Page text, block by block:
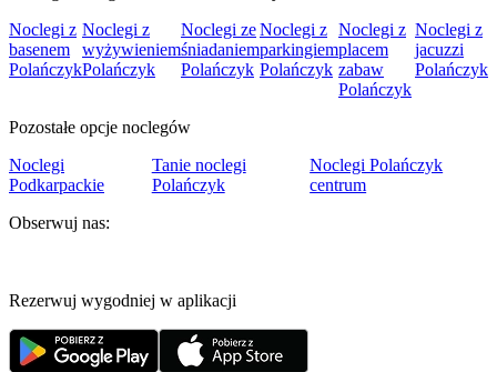
Noclegi z
basenem
Polańczyk
Noclegi z
wyżywieniem
Polańczyk
Noclegi ze
śniadaniem
Polańczyk
Noclegi z
parkingiem
Polańczyk
Noclegi z
placem
zabaw
Polańczyk
Noclegi z
jacuzzi
Polańczyk
Pozostałe opcje noclegów
Noclegi
Podkarpackie
Tanie noclegi
Polańczyk
Noclegi Polańczyk
centrum
Obserwuj nas:
Rezerwuj wygodniej w aplikacji